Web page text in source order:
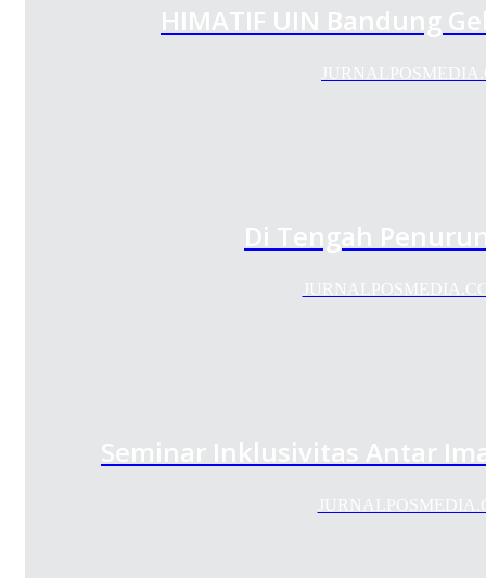
HIMATIF UIN Bandung
Di Tengah
Seminar Inklusivitas Antar